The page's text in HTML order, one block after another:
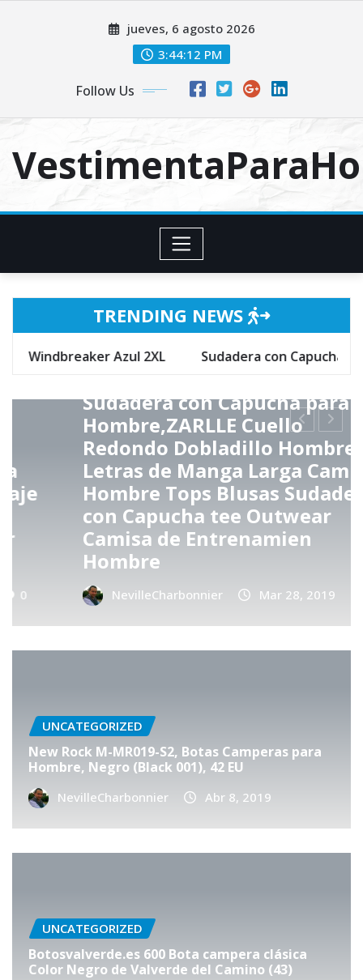
jueves, 6 agosto 2026
3:44:13 PM
Follow Us
TRENDING NEWS
Sudadera con Capucha para Hombre,ZARLLE Cuello
Sudadera con Capucha para
Hombre,ZARLLE Cuello
Redondo Dobladillo Hombre
Letras de Manga Larga Camisa
Hombre Tops Blusas Sudaderas
con Capucha tee Outwear
Camisa de Entrenamien
Hombre
NevilleCharbonnier Mar 28, 2019 0
UNCATEGORIZED
New Rock M-MR019-S2, Botas Camperas para
Hombre, Negro (Black 001), 42 EU
NevilleCharbonnier Abr 8, 2019
UNCATEGORIZED
Botosvalverde.es 600 Bota campera clásica
Color Negro de Valverde del Camino (43)